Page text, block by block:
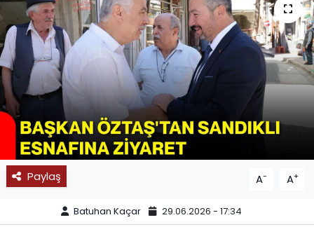
Paylaş A- A+
Batuhan Kaçar 29.06.2026 - 17:34
SAĞLIK
SPOR
11:11 MANŞET